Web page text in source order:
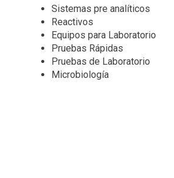
Sistemas pre analíticos
Reactivos
Equipos para Laboratorio
Pruebas Rápidas
Pruebas de Laboratorio
Microbiología